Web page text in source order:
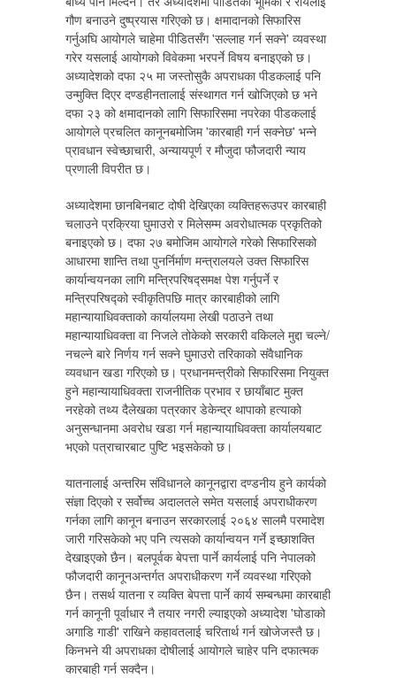
गौण बनाउने दुष्प्रयास गरिएको छ। क्षमादानको सिफारिस
गर्नुअघि आयोगले चाहेमा पीडितसँग 'सल्लाह गर्न सक्ने' व्यवस्था
गरेर यसलाई आयोगको विवेकमा भरपर्ने विषय बनाइएको छ।
अध्यादेशको दफा २५ मा जस्तोसुकै अपराधका पीडकलाई पनि
उन्मुक्ति दिएर दण्डहीनतालाई संस्थागत गर्न खोजिएको छ भने
दफा २३ को क्षमादानको लागि सिफारिसमा नपरेका पीडकलाई
आयोगले प्रचलित कानूनबमोजिम 'कारबाही गर्न सक्नेछ' भन्ने
प्रावधान स्वेच्छाचारी, अन्यायपूर्ण र मौजुदा फौजदारी न्याय
प्रणाली विपरीत छ।
अध्यादेशमा छानबिनबाट दोषी देखिएका व्यक्तिहरूउपर कारबाही
चलाउने प्रक्रिया घुमाउरो र मिलेसम्म अवरोधात्मक प्रकृतिको
बनाइएको छ। दफा २७ बमोजिम आयोगले गरेको सिफारिसको
आधारमा शान्ति तथा पुनर्निर्माण मन्त्रालयले उक्त सिफारिस
कार्यान्वयनका लागि मन्त्रिपरिषद्समक्ष पेश गर्नुपर्ने र
मन्त्रिपरिषद्को स्वीकृतिपछि मात्र कारबाहीको लागि
महान्यायाधिवक्ताको कार्यालयमा लेखी पठाउने तथा
महान्यायाधिवक्ता वा निजले तोकेको सरकारी वकिलले मुद्दा चल्ने/
नचल्ने बारे निर्णय गर्न सक्ने घुमाउरो तरिकाको संवैधानिक
व्यवधान खडा गरिएको छ। प्रधानमन्त्रीको सिफारिसमा नियुक्त
हुने महान्यायाधिवक्ता राजनीतिक प्रभाव र छायाँबाट मुक्त
नरहेको तथ्य दैलेखका पत्रकार डेकेन्द्र थापाको हत्याको
अनुसन्धानमा अवरोध खडा गर्न महान्यायाधिवक्ता कार्यालयबाट
भएको पत्राचारबाट पुष्टि भइसकेको छ।
यातनालाई अन्तरिम संविधानले कानूनद्वारा दण्डनीय हुने कार्यको
संज्ञा दिएको र सर्वोच्च अदालतले समेत यसलाई अपराधीकरण
गर्नका लागि कानून बनाउन सरकारलाई २०६४ सालमै परमादेश
जारी गरिसकेको भए पनि त्यसको कार्यान्वयन गर्ने इच्छाशक्ति
देखाइएको छैन। बलपूर्वक बेपत्ता पार्ने कार्यलाई पनि नेपालको
फौजदारी कानूनअन्तर्गत अपराधीकरण गर्ने व्यवस्था गरिएको
छैन। तसर्थ यातना र व्यक्ति बेपत्ता पार्ने कार्य सम्बन्धमा कारबाही
गर्न कानूनी पूर्वाधार नै तयार नगरी ल्याइएको अध्यादेश 'घोडाको
अगाडि गाडी' राखिने कहावतलाई चरितार्थ गर्न खोजेजस्तै छ।
किनभने यी अपराधका दोषीलाई आयोगले चाहेर पनि दफात्मक
कारबाही गर्न सक्दैन।